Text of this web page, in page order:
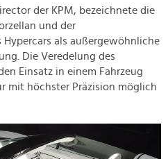
der KPM, bezeichnete die
und der
als außergewöhnliche
Die Veredelung des
Einsatz in einem Fahrzeug
mit höchster Präzision möglich